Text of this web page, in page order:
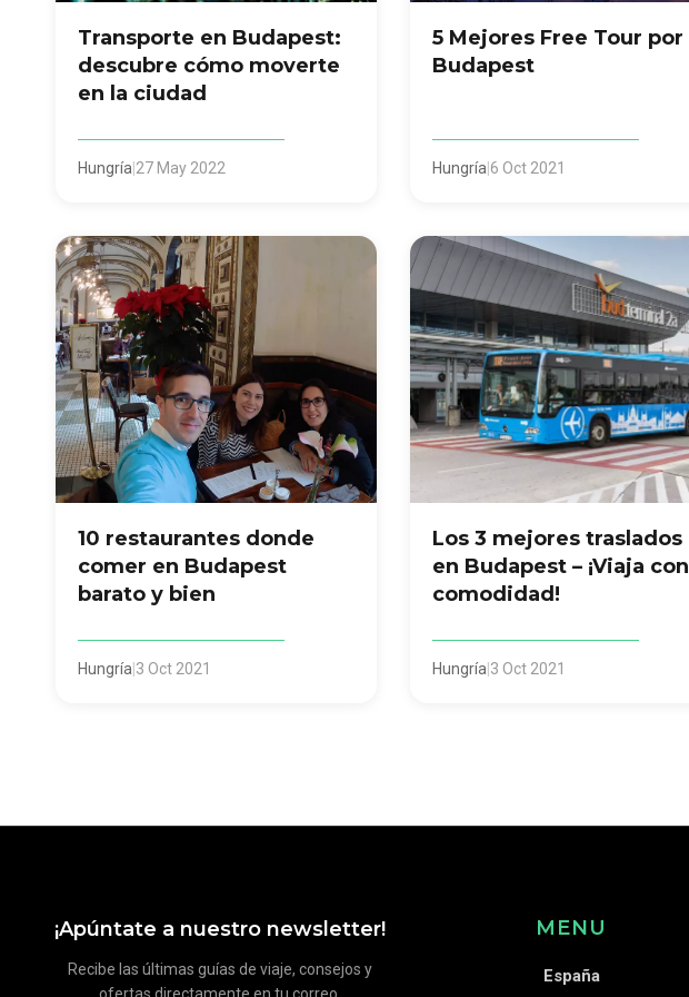
Transporte en Budapest:
descubre cómo moverte
en la ciudad
Hungría 27 May 2022
5 Mejores Free Tour por
Budapest
Hungría 6 Oct 2021
10 restaurantes donde
comer en Budapest
barato y bien
Hungría 3 Oct 2021
Los 3 mejores traslados
en Budapest – ¡Viaja con
comodidad!
Hungría 3 Oct 2021
¡Apúntate a nuestro newsletter!
Recibe las últimas guías de viaje, consejos y
ofertas directamente en tu correo.
MENU
España